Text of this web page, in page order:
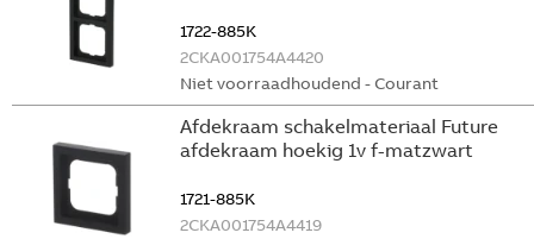
1722-885K
2CKA001754A4420
Niet voorraadhoudend - Courant
Afdekraam schakelmateriaal Future
afdekraam hoekig 1v f-matzwart
1721-885K
2CKA001754A4419